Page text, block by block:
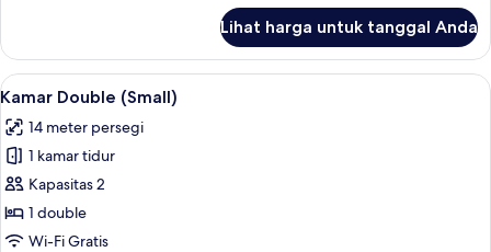
Kamar
Twin,
teras
Lihat harga untuk tanggal Anda
Lihat
semua
foto
untuk
Kamar
Double
(Small)
Kamar Double (Small) | Brankas,
6
Kamar Double (Small)
14 meter persegi
1 kamar tidur
Kapasitas 2
1 double
Wi-Fi Gratis